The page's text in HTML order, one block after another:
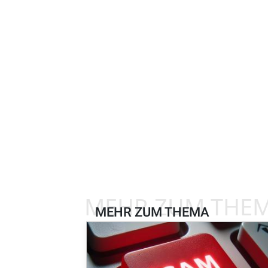
MEHR ZUM THEMA
MEHR ZUM